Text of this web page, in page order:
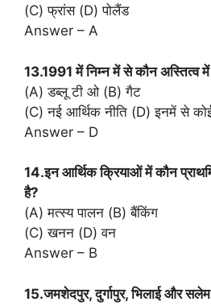
(C) फ्रांस (D) पोलैंड
Answer – A
13.1991 में निम्न में से कौन अस्तित्व
(A) डब्लू टी ओ (B) गैट
(C) नई आर्थिक नीति (D) इनमें से
Answer – D
14.इन आर्थिक क्रियाओं में कौन
है?
(A) मत्स्य पालन (B) बैंकिंग
(C) खनन (D) वन
Answer – B
15.जमशेदपुर, दुर्गापुर, भिलाई और